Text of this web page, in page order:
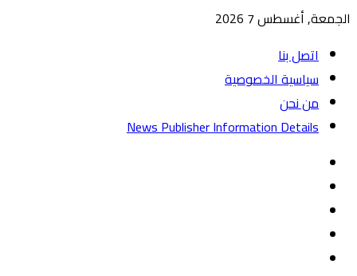
الجمعة, أغسطس 7 2026
اتصل بنا
سياسية الخصوصية
من نحن
News Publisher Information Details